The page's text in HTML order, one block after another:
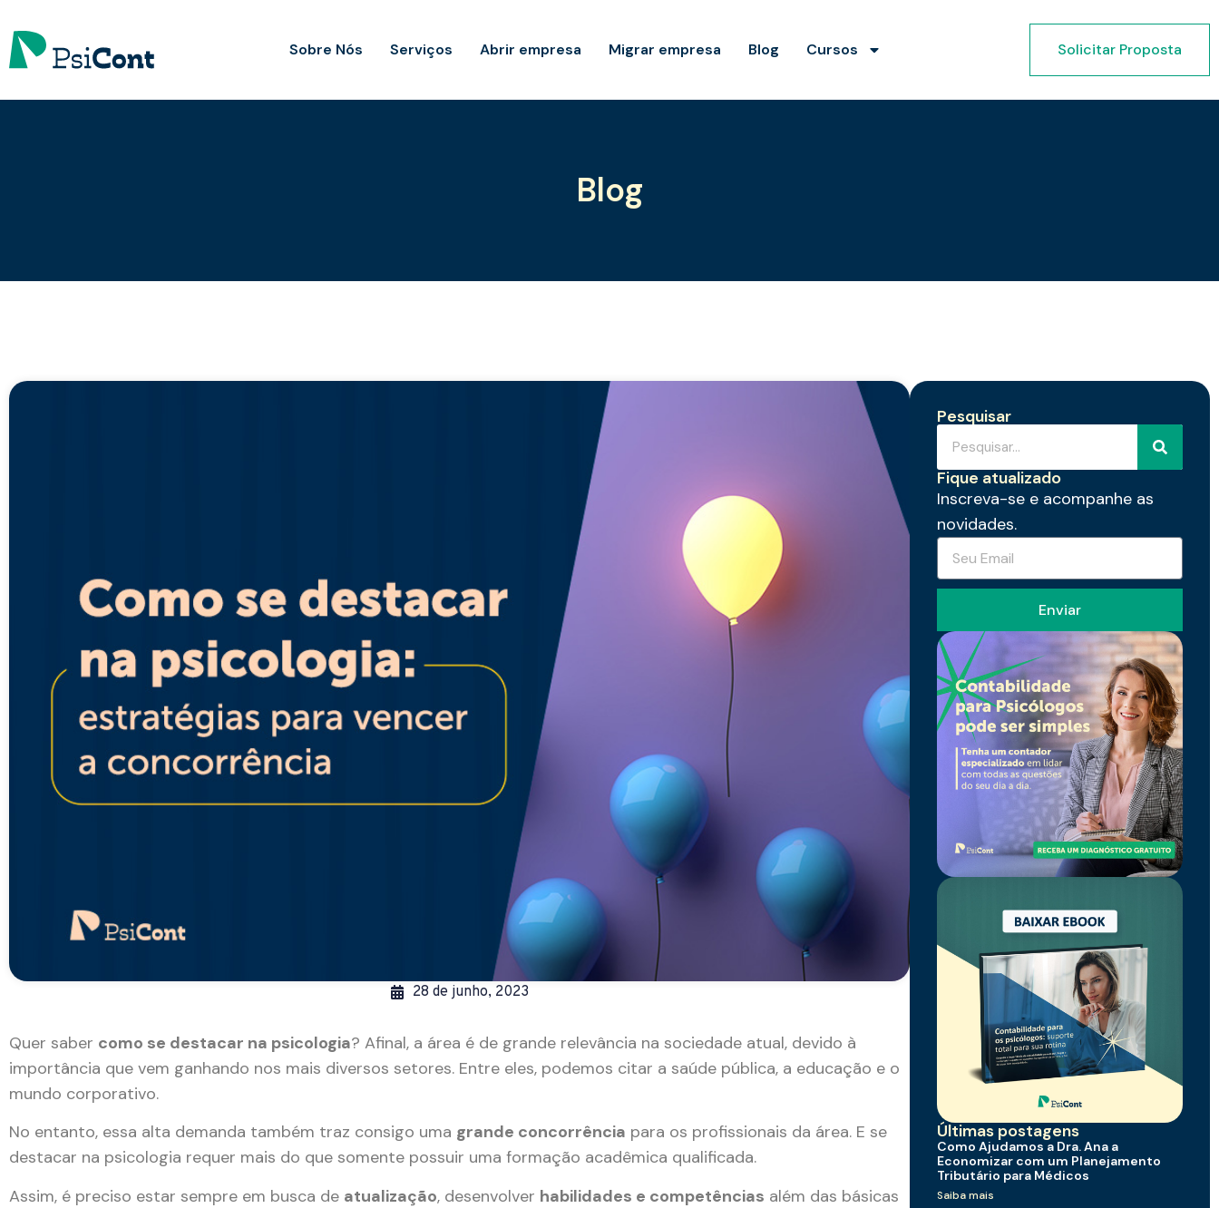
Sobre Nós Serviços Abrir empresa Migrar empresa Blog Cursos Solicitar Proposta
Blog
28 de junho, 2023
Quer saber como se destacar na psicologia? Afinal, a área é de grande relevância na sociedade atual, devido à
importância que vem ganhando nos mais diversos setores. Entre eles, podemos citar a saúde pública, a educação e o
mundo corporativo.
No entanto, essa alta demanda também traz consigo uma grande concorrência para os profissionais da área. E se
destacar na psicologia requer mais do que somente possuir uma formação acadêmica qualificada.
Assim, é preciso estar sempre em busca de atualização, desenvolver habilidades e competências além das básicas
Pesquisar
Fique atualizado
Inscreva-se e acompanhe as
novidades.
Enviar
Últimas postagens
Como Ajudamos a Dra. Ana a
Economizar com um Planejamento
Tributário para Médicos
Saiba mais